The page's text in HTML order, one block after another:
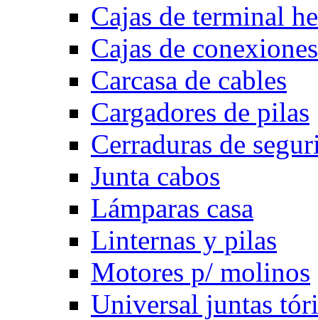
Cajas de terminal
Cajas de
Carcasa de cables
Cargadores de pilas
Cerraduras de
Junta cabos
Lámparas casa
Linternas y pilas
Motores p/ molinos
Universal juntas